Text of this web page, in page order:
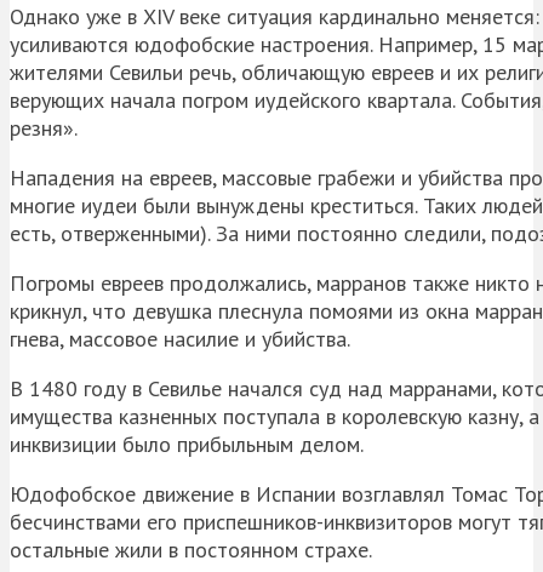
Однако уже в XIV веке ситуация кардинально
усиливаются юдофобские настроения. Например, 15
жителями Севильи речь, обличающую евреев и их
верующих начала погром иудейского квартала.
резня».
Нападения на евреев, массовые грабежи и убийства
многие иудеи были вынуждены креститься. Таких
есть, отверженными). За ними постоянно следили,
Погромы евреев продолжались, марранов также
крикнул, что девушка плеснула помоями из окна
гнева, массовое насилие и убийства.
В 1480 году в Севилье начался суд над марранами,
имущества казненных поступала в королевскую казну,
инквизиции было прибыльным делом.
Юдофобское движение в Испании возглавлял Томас
бесчинствами его приспешников-инквизиторов могут
остальные жили в постоянном страхе.